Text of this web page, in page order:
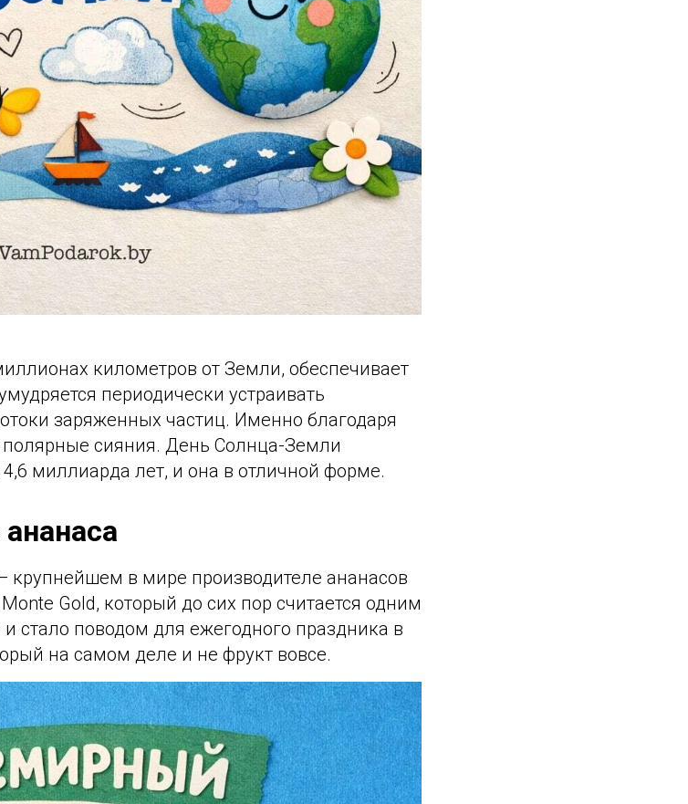
километров от Земли, обеспечивает
периодически устраивать
заряженных частиц. Именно благодаря
сияния. День Солнца-Земли
миллиарда лет, и она в отличной форме.
крупнейшем в мире производителе ананасов
Gold, который до сих пор считается одним
стало поводом для ежегодного праздника в
на самом деле и не фрукт вовсе.